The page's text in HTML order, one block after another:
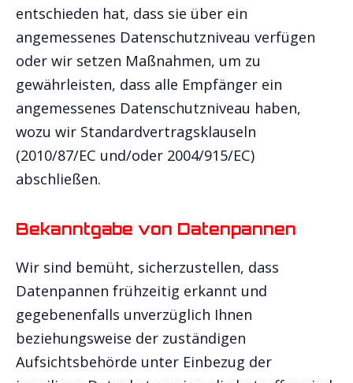
entschieden hat, dass sie über ein
angemessenes Datenschutzniveau verfügen
oder wir setzen Maßnahmen, um zu
gewährleisten, dass alle Empfänger ein
angemessenes Datenschutzniveau haben,
wozu wir Standardvertragsklauseln
(2010/87/EC und/oder 2004/915/EC)
abschließen.
Bekanntgabe von Datenpannen
Wir sind bemüht, sicherzustellen, dass
Datenpannen frühzeitig erkannt und
gegebenenfalls unverzüglich Ihnen
beziehungsweise der zuständigen
Aufsichtsbehörde unter Einbezug der